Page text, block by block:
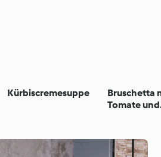
Kürbiscremesuppe
Bruschetta
Tomate und